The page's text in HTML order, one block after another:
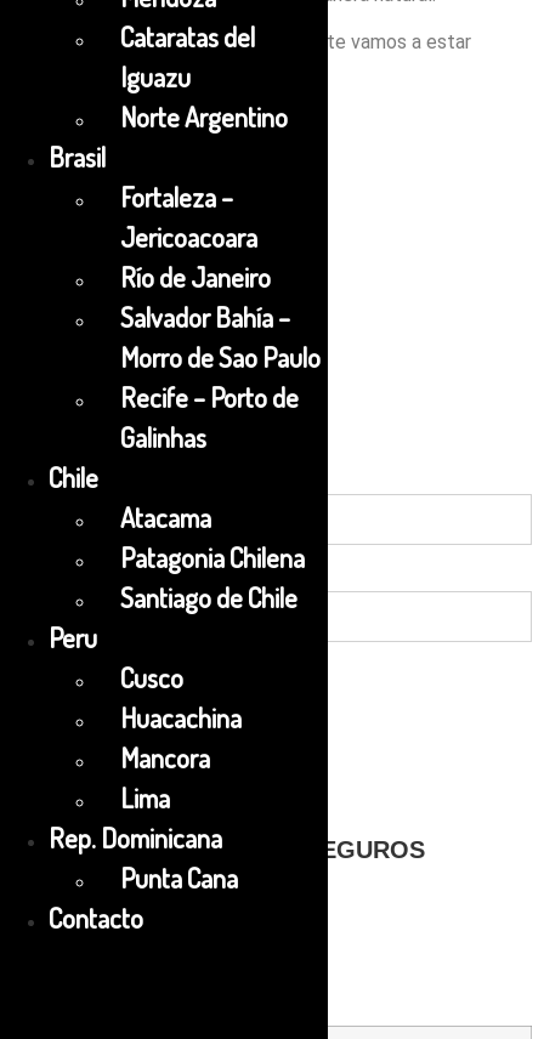
Apenas llegas al muelle de Cozumel, te vamos a estar
70.00
día(s)
Mayor a 8 Años
Menor (4 a 8 años)
Pagar un depósito de
PAGOS SEGUROS
Cataratas del
Iguazu
Norte Argentino
Brasil
Fortaleza –
Jericoacoara
Río de Janeiro
Salvador Bahía –
Morro de Sao Paulo
Recife – Porto de
Galinhas
Chile
Atacama
Patagonia Chilena
Santiago de Chile
Peru
Cusco
Huacachina
Mancora
Lima
Rep. Dominicana
Punta Cana
Contacto